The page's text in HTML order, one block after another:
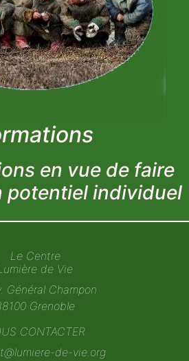
en vue de faire
potentiel individuel
Le Centre
de Vie
Général Champon
Grenoble
CONTACTER
de-vie.org